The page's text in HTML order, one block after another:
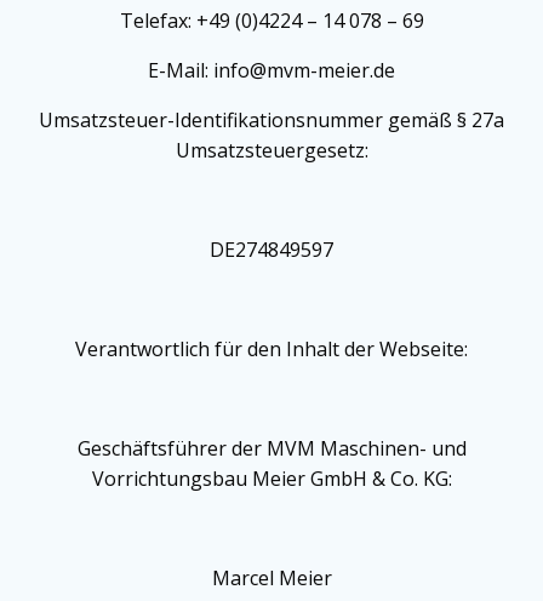
Telefax: +49 (0)4224 – 14 078 – 69
E-Mail: info@mvm-meier.de
Umsatzsteuer-Identifikationsnummer gemäß § 27a
Umsatzsteuergesetz:
DE274849597
Verantwortlich für den Inhalt der Webseite:
Geschäftsführer der MVM Maschinen- und
Vorrichtungsbau Meier GmbH & Co. KG:
Marcel Meier